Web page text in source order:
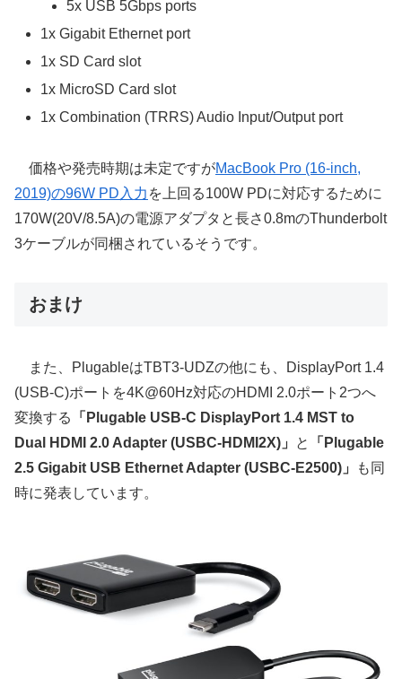
5x USB 5Gbps ports
1x Gigabit Ethernet port
1x SD Card slot
1x MicroSD Card slot
1x Combination (TRRS) Audio Input/Output port
価格や発売時期は未定ですがMacBook Pro (16-inch,
2019)の96W PD入力 を上回る100W PDに対応するために
170W(20V/8.5A)の電源アダプタと長さ0.8mのThunderbolt
3ケーブルが同梱されているそうです。
おまけ
また、PlugableはTBT3-UDZの他にも、DisplayPort 1.4
(USB-C)ポートを4K@60Hz対応のHDMI 2.0ポート2つへ
変換する
「Plugable USB-C DisplayPort 1.4 MST to
Dual HDMI 2.0 Adapter (USBC-HDMI2X)」
と
「Plugable
2.5 Gigabit USB Ethernet Adapter (USBC-E2500)」
も同
時に発表しています。